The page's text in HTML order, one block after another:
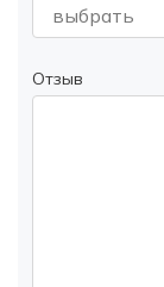
выбрать
Отзыв